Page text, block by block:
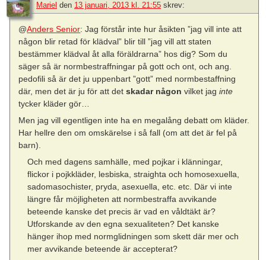
Mariel den 13 januari, 2013 kl. 21:55 skrev:
@Anders Senior: Jag förstår inte hur åsikten ”jag vill inte att
någon blir retad för klädval” blir till ”jag vill att staten
bestämmer klädval åt alla föräldrarna” hos dig? Som du
säger så är normbestraffningar på gott och ont, och ang.
pedofili så är det ju uppenbart ”gott” med normbestaffning
där, men det är ju för att detskadar någon vilket jaginte
tycker kläder gör…
Men jag vill egentligen inte ha en megalång debatt om kläder.
Har hellre den om omskärelse i så fall (om att det är fel på
barn).
Och med dagens samhälle, med pojkar i klänningar,
flickor i pojkkläder, lesbiska, straighta och homosexuella,
sadomasochister, pryda, asexuella, etc. etc. Där vi inte
längre får möjligheten att normbestraffa avvikande
beteende kanske det precis är vad en våldtäkt är?
Utforskande av den egna sexualiteten? Det kanske
hänger ihop med normglidningen som skett där mer och
mer avvikande beteende är accepterat?